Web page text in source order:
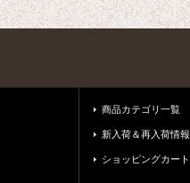
商品カテゴリ一覧
新入荷＆再入荷情報
ショッピングカート